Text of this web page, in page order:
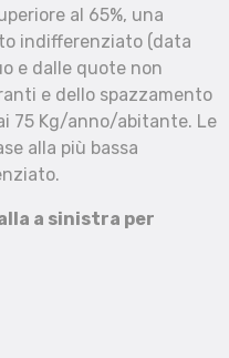
al 65%, una
indifferenziato (data
e dalle quote non
e dello spazzamento
75 Kg/anno/abitante. Le
alla più bassa
a sinistra per